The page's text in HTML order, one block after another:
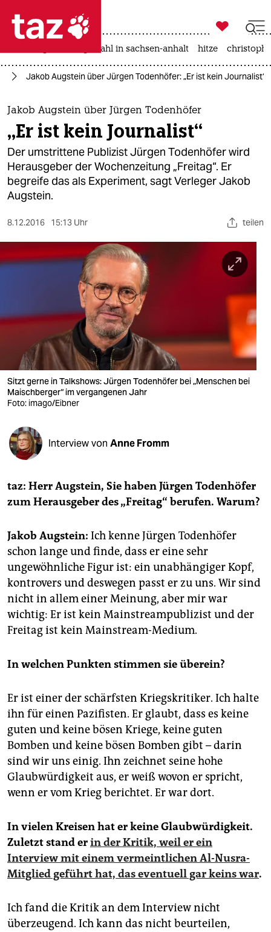
 taz zahl ich
taz zahl ich
themen
politik
öko
gesellschaft
kultur
sport
wahrheit
verlag
verlag
veranstaltungen
shop
fragen & hilfe
abo
epaper login

taz zahl ich
landtagswahl in sachsen-anhalt hitze
Jakob Augstein über Jürgen Todenhöfer: „Er ist kein Journalist“
Jakob Augstein über Jürgen Todenhöfer
„Er ist kein Journalist“
Der umstrittene Publizist Jürgen Todenhöfer wird
Herausgeber der Wochenzeitung „Freitag“. Er
begreife das als Experiment, sagt Verleger Jakob
Augstein.
8.12.2016 15:13 Uhr teilen
Sitzt gerne in Talkshows: Jürgen Todenhöfer bei „Menschen bei
Maischberger“ im vergangenen Jahr
Foto: imago/Eibner
Interview von Anne Fromm
taz: Herr Augstein, Sie haben Jürgen Todenhöfer
zum Herausgeber des „Freitag“ berufen. Warum?
Jakob Augstein: Ich kenne Jürgen Todenhöfer
schon lange und finde, dass er eine sehr
ungewöhnliche Figur ist: ein unabhängiger Kopf,
kontrovers und deswegen passt er zu uns. Wir sind
nicht in allem einer Meinung, aber mir war
wichtig: Er ist kein Mainstreampublizist und der
Freitag ist kein Mainstream-Medium.
In welchen Punkten stimmen sie überein?
Er ist einer der schärfsten Kriegskritiker. Ich halte
ihn für einen Pazifisten. Er glaubt, dass es keine
guten und keine bösen Kriege, keine guten
Bomben und keine bösen Bomben gibt – darin
sind wir uns einig. Ihn zeichnet seine hohe
Glaubwürdigkeit aus, er weiß wovon er spricht,
wenn er vom Krieg berichtet. Er war dort.
In vielen Kreisen hat er keine Glaubwürdigkeit.
Zuletzt stand erin der Kritik, weil er ein
Interview mit einem vermeintlichen Al-Nusra-
Mitglied geführt hat, das eventuell gar keins war.
Ich fand die Kritik an dem Interview nicht
überzeugend. Ich kann das nicht beurteilen,